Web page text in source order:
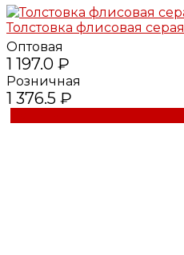
Толстовка флисовая серая
Оптовая
1 197.0 ₽
Розничная
1 376.5 ₽